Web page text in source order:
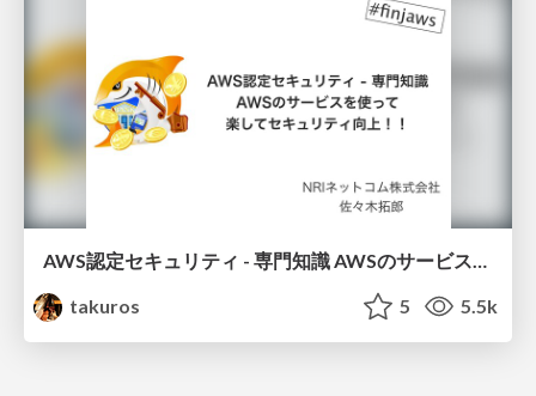
AWS認定セキュリティ - 専門知識 AWSのサービスを使って楽してセキュリティ向上！！
takuros
5 5.5k